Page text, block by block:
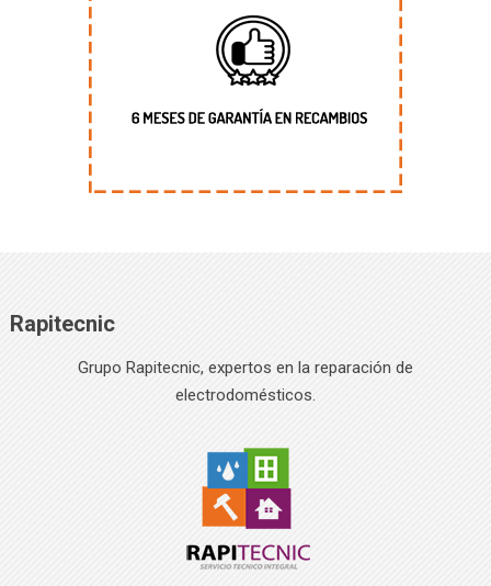
Rapitecnic
Grupo Rapitecnic, expertos en la reparación de
electrodomésticos.